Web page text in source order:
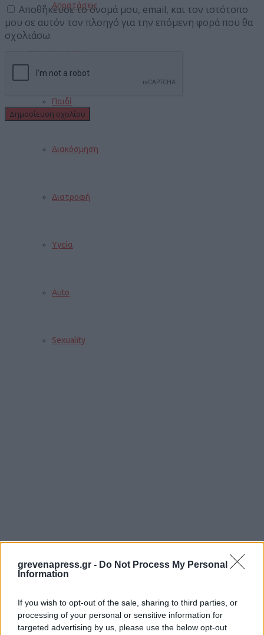
grevenapress.gr - Do Not Process My Personal
Information
If you wish to opt-out of the sale, sharing to third parties, or
processing of your personal or sensitive information for
targeted advertising by us, please use the below opt-out
Αποστάσεις
ΠΕΡΙΣΣΟΤΕΡΑ
Παιδί
Διακόσμηση
Διατροφή
Υγεία
Auto
Sexuality
Αποθήκευσε το όνομά μου, email, και τον ιστότοπο
μου σε αυτόν τον πλοηγό για την επόμενη φορά που θα
σχολιάσω.